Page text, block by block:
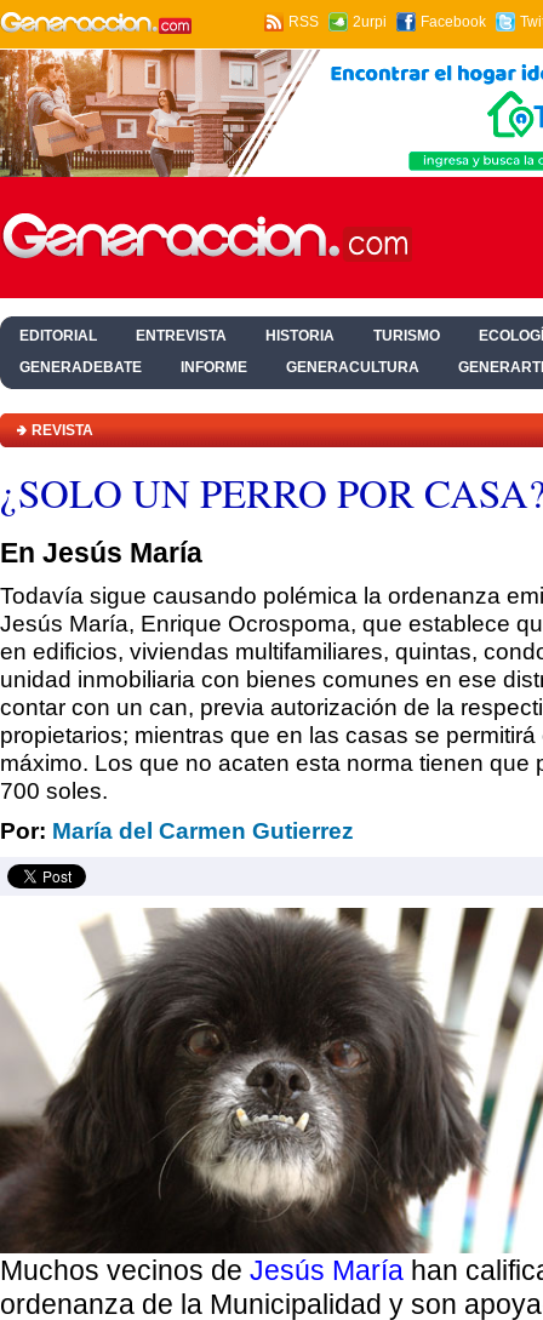
RSS 2urpi Facebook
EDITORIAL ENTREVISTA HISTORIA TURISMO
GENERADEBATE
INFORME GENERACULTURA
REVISTA
¿SOLO UN PERRO POR
En Jesús María
Todavía sigue causando polémica la ordenanza
Jesús María, Enrique Ocrospoma, que establece
en edificios, viviendas multifamiliares, quintas,
unidad inmobiliaria con bienes comunes en ese
contar con un can, previa autorización de la
propietarios; mientras que en las casas se
máximo. Los que no acaten esta norma tienen que
700 soles.
Por: María del Carmen Gutierrez
Muchos vecinos de Jesús María han
ordenanza de la Municipalidad y son